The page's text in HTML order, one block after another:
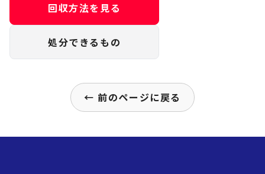
回収方法を見る
処分できるもの
← 前のページに戻る